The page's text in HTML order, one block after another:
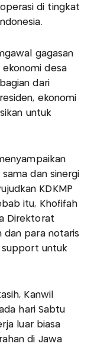
di tingkat
gagasan
ekonomi desa
dari
ekonomi
untuk
dan sinergi
KDKMP
itu, Khofifah
Direktorat
dan para notaris
support untuk
Kanwil
hari Sabtu
luar biasa
di Jawa